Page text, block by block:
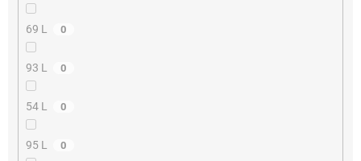
69 L 0
93 L 0
54 L 0
95 L 0